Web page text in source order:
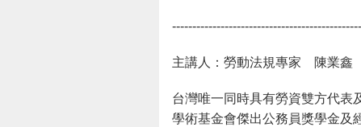
主講人：勞動法規專家 陳業鑫
台灣唯一同時具有勞資雙方代表
學術基金會傑出公務員獎學金及